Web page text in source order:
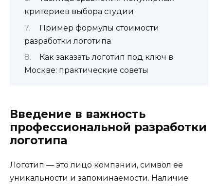
критериев выбора студии
Пример формулы стоимости
разработки логотипа
Как заказать логотип под ключ в
Москве: практические советы
Введение в важность
профессиональной разработки
логотипа
Логотип — это лицо компании, символ ее
уникальности и запоминаемости. Наличие